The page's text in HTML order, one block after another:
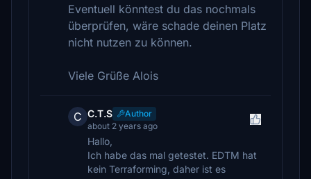
Eventuell könntest du das nochmals
überprüfen, wäre schade deinen Platz
nicht nutzen zu können.
Viele Grüße Alois
C C.T.S
Author
about 2 years ago
Hallo,
Ich habe das mal getestet. EDTM hat
kein Terraforming, daher ist es